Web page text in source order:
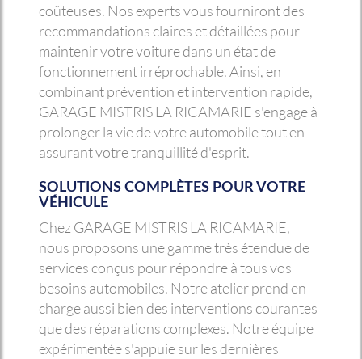
coûteuses. Nos experts vous fourniront des
recommandations claires et détaillées pour
maintenir votre voiture dans un état de
fonctionnement irréprochable. Ainsi, en
combinant prévention et intervention rapide,
GARAGE MISTRIS LA RICAMARIE s'engage à
prolonger la vie de votre automobile tout en
assurant votre tranquillité d'esprit.
SOLUTIONS COMPLÈTES POUR VOTRE
VÉHICULE
Chez GARAGE MISTRIS LA RICAMARIE,
nous proposons une gamme très étendue de
services conçus pour répondre à tous vos
besoins automobiles. Notre atelier prend en
charge aussi bien des interventions courantes
que des réparations complexes. Notre équipe
expérimentée s'appuie sur les dernières